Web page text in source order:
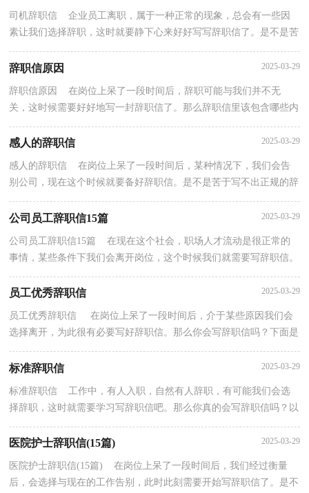
司机辞职信 企业员工离职，属于一种正常的现象，总会有一些因
素让我们选择辞职，这时就要静下心来好好写写辞职信了。是不是苦
于写不出正规的辞职信呢？以下是小编为大家收集的司...
辞职信原因 2025-03-29
辞职信原因 在岗位上呆了一段时间后，辞职可能与我们并不无
关，这时候需要好好地写一封辞职信了。那么辞职信里该包含哪些内
感人的辞职信 2025-03-29
感人的辞职信 在岗位上呆了一段时间后，某种情况下，我们会告
别公司，现在这个时候就要备好辞职信。是不是苦于写不出正规的辞
职信呢？下面是小编为大家收集的感人的辞职信，希望对...
公司员工辞职信15篇 2025-03-29
公司员工辞职信15篇 在现在这个社会，职场人才流动是很正常的
事情，某些条件下我们会离开岗位，这个时候我们就需要写辞职信。
员工优秀辞职信 2025-03-29
员工优秀辞职信 在岗位上呆了一段时间后，介于某些原因我们会
选择离开，为此很有必要写好辞职信。那么你会写辞职信吗？下面是
小编整理的员工优秀辞职信 ，欢迎阅读，希望大家能够...
标准辞职信 2025-03-29
标准辞职信 工作中，有人入职，自然有人辞职，有可能我们会选
择辞职，这时就需要学习写辞职信吧。那么你真的会写辞职信吗？以
医院护士辞职信(15篇) 2025-03-29
医院护士辞职信(15篇) 在岗位上呆了一段时间后，我们经过衡量
后，会选择与现在的工作告别，此时此刻需要开始写辞职信了。是不